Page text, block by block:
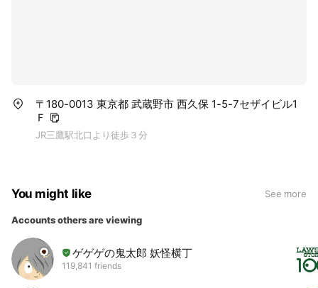
〒180-0013 東京都 武蔵野市 西久保 1-5-7セザイビル1
Ｆ
JR三鷹駅北口より徒歩３分
You might like See more
Accounts others are viewing
ゲゲゲの鬼太郎 妖怪横丁
119,841 friends